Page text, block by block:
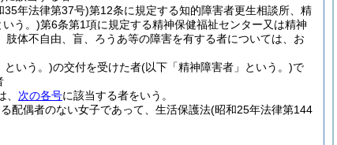
35年法律第37号)第12条に規定する知的障害者更生相談所、精
う。)第6条第1項に規定する精神保健福祉センター又は精神
体不自由、盲、ろうあ等の障害を有する者については、お
という。)の交付を受けた者(以下「精神障害者」という。)で
次の各号に該当する者をいう。
配偶者のない女子であって、生活保護法(昭和25年法律第144